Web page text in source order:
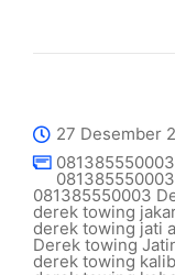
27 Desember
081385550003
derek towing
derek towing jati
Derek towing
derek towing